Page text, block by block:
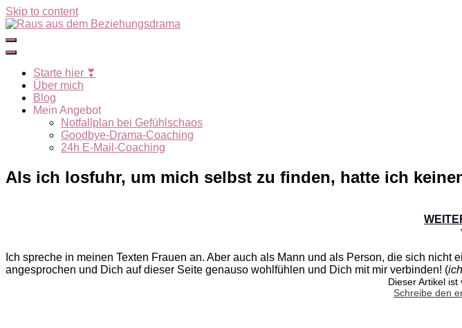
Skip to content
Starte hier ❣
Über mich
Blog
Mein Angebot
Notfallplan bei Gefühlschaos
Goodbye-Drama-Coaching
24h E-Mail-Coaching
Als ich losfuhr, um mich selbst zu finden, hatte ich
Ich spreche in meinen Texten Frauen an. Aber auch als Mann und als Person, die sich
angesprochen und Dich auf dieser Seite genauso wohlfühlen und Dich mit mir verbinden! (
Dieser Artikel ist
Schreibe den